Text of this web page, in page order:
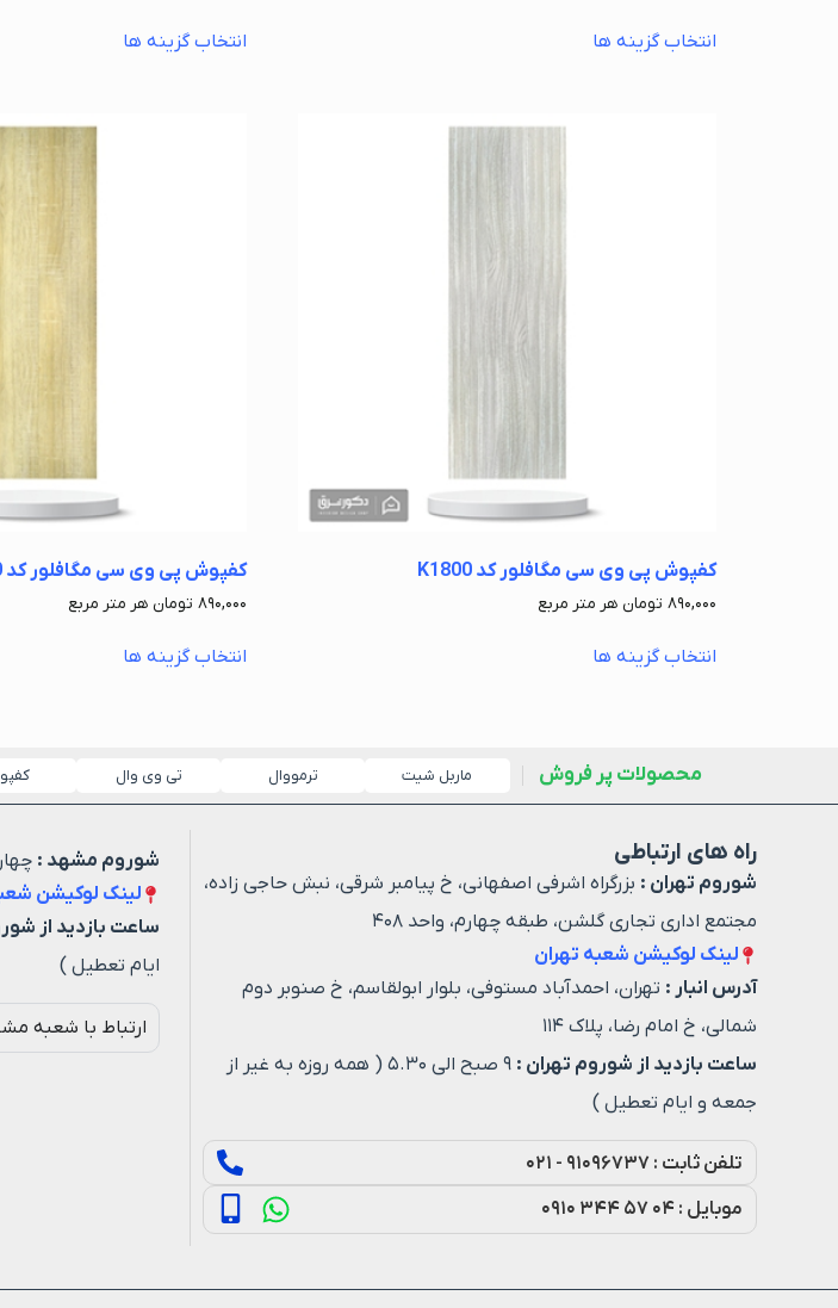
انتخاب گزینه ها انتخاب گزینه ها
کفپوش پی وی سی مگافلور کد K1800
۸۹۰,۰۰۰ تومان هر متر مربع
انتخاب گزینه ها
کفپوش پی وی سی مگافلور کد K1850
۸۹۰,۰۰۰ تومان هر متر مربع
انتخاب گزینه ها
محصولات پر فروش ماربل شیت ترمووال تی وی وال
راه های ارتباطی
شوروم تهران : بزرگراه اشرفی اصفهانی، خ پیامبر شرقی، نبش حاجی زاده،
مجتمع اداری تجاری گلشن، طبقه چهارم، واحد ۴۰۸
لینک لوکیشن شعبه تهران
آدرس انبار : تهران، احمدآباد مستوفی، بلوار ابولقاسم، خ صنوبر دوم
شمالی، خ امام رضا، پلاک ۱۱۴
ساعت بازدید از شوروم تهران :
۹ صبح الی ۵.۳۰ ( همه روزه به غیر از
جمعه و ایام تعطیل )
تلفن ثابت : ۹۱۰۹۶۷۳۷ - ۰۲۱
موبایل : ۰۴ ۵۷ ۳۴۴ ۰۹۱۰
شوروم مشهد :
لینک لوکیشن
ساعت بازدید از
ایام تعطیل )
ارتباط با شعبه